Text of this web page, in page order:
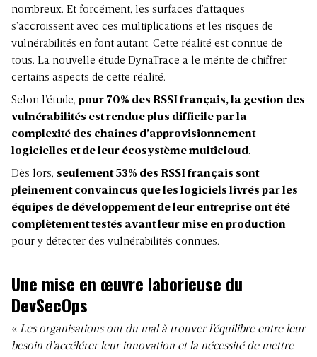
nombreux. Et forcément, les surfaces d’attaques
s’accroissent avec ces multiplications et les risques de
vulnérabilités en font autant. Cette réalité est connue de
tous. La nouvelle étude DynaTrace a le mérite de chiffrer
certains aspects de cette réalité.
Selon l’étude, pour 70% des RSSI français, la gestion des
vulnérabilités est rendue plus difficile par la
complexité des chaînes d’approvisionnement
logicielles et de leur écosystème multicloud.
Dès lors, seulement 53% des RSSI français sont
pleinement convaincus que les logiciels livrés par les
équipes de développement de leur entreprise ont été
complètement testés avant leur mise en production
pour y détecter des vulnérabilités connues.
Une mise en œuvre laborieuse du
DevSecOps
« Les organisations ont du mal à trouver l’équilibre entre leur
besoin d’accélérer leur innovation et la nécessité de mettre